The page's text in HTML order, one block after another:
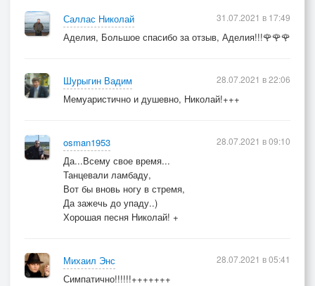
Саллас Николай
Аделия, Большое спасибо за отзыв, Аделия!!!🌹🌹🌹
31.07.2021 в 17:49
Шурыгин Вадим
Мемуаристично и душевно, Николай!+++
28.07.2021 в 22:06
osman1953
Да...Всему свое время...
Танцевали ламбаду,
Вот бы вновь ногу в стремя,
Да зажечь до упаду..)
Хорошая песня Николай! +
28.07.2021 в 09:10
Михаил Энс
Симпатично!!!!!!+++++++
28.07.2021 в 05:41